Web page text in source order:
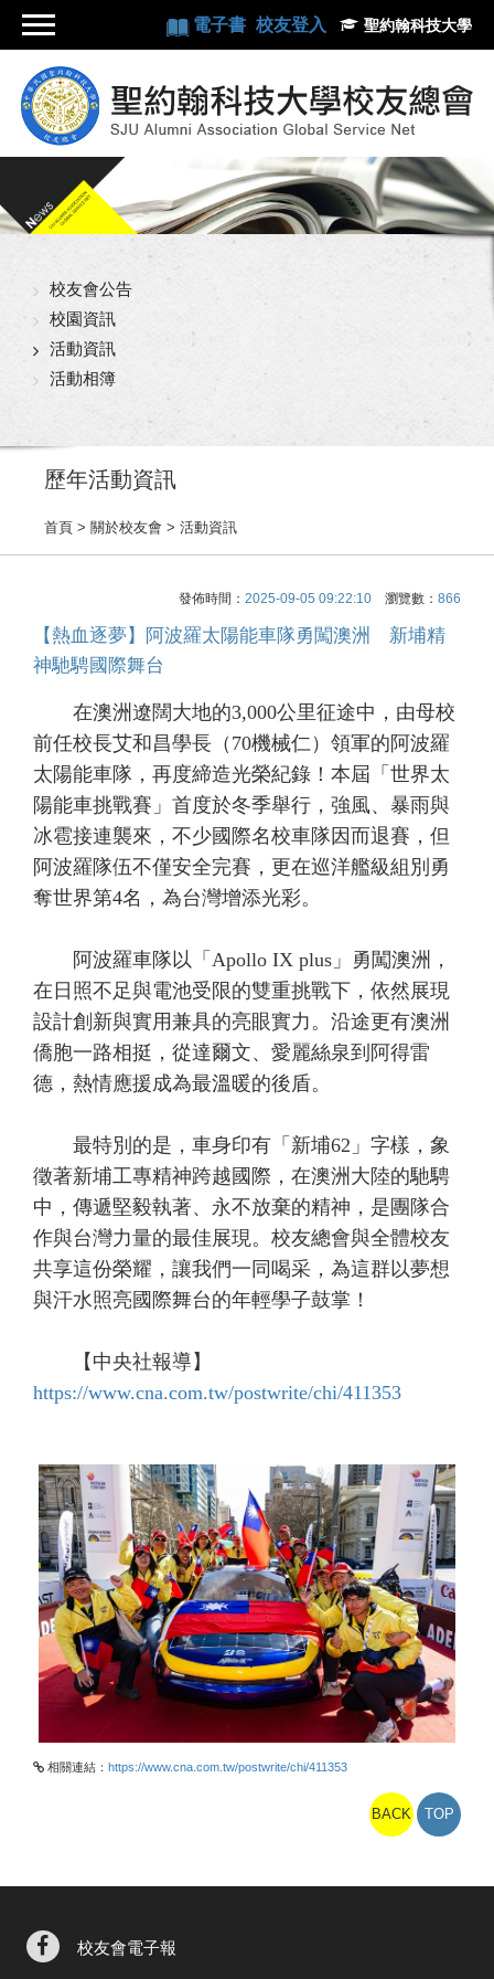
電子書 校友登入 聖約翰科技大學
校友會公告
校園資訊
活動資訊
活動相簿
歷年活動資訊
首頁 > 關於校友會 > 活動資訊
發佈時間： 2025-09-05 09:22:10 瀏覽數： 866
【熱血逐夢】阿波羅太陽能車隊勇闖澳洲 新埔精
神馳騁國際舞台
在澳洲遼闊大地的3,000公里征途中，由母校
前任校長艾和昌學長（70機械仁）領軍的阿波羅
太陽能車隊，再度締造光榮紀錄！本屆「世界太
陽能車挑戰賽」首度於冬季舉行，強風、暴雨與
冰雹接連襲來，不少國際名校車隊因而退賽，但
阿波羅隊伍不僅安全完賽，更在巡洋艦級組別勇
奪世界第4名，為台灣增添光彩。
阿波羅車隊以「Apollo IX plus」勇闖澳洲，
在日照不足與電池受限的雙重挑戰下，依然展現
設計創新與實用兼具的亮眼實力。沿途更有澳洲
僑胞一路相挺，從達爾文、愛麗絲泉到阿得雷
德，熱情應援成為最溫暖的後盾。
最特別的是，車身印有「新埔62」字樣，象
徵著新埔工專精神跨越國際，在澳洲大陸的馳騁
中，傳遞堅毅執著、永不放棄的精神，是團隊合
作與台灣力量的最佳展現。校友總會與全體校友
共享這份榮耀，讓我們一同喝采，為這群以夢想
與汗水照亮國際舞台的年輕學子鼓掌！
【中央社報導】
https://www.cna.com.tw/postwrite/chi/411353
相關連結： https://www.cna.com.tw/postwrite/chi/411353
BACK TOP
校友會電子報